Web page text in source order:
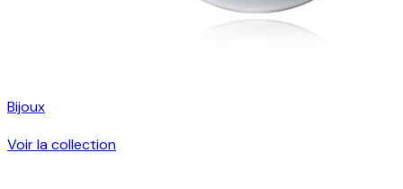
Bijoux
Voir la collection